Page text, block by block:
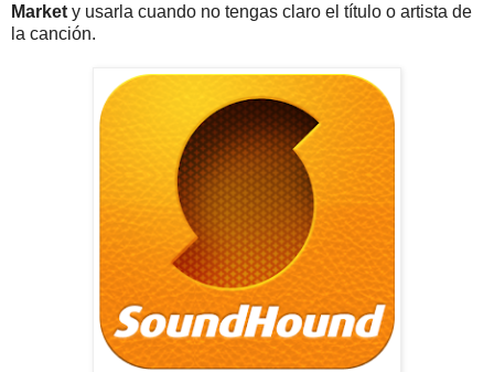
Market y usarla cuando no tengas claro el título o artista de
la canción.